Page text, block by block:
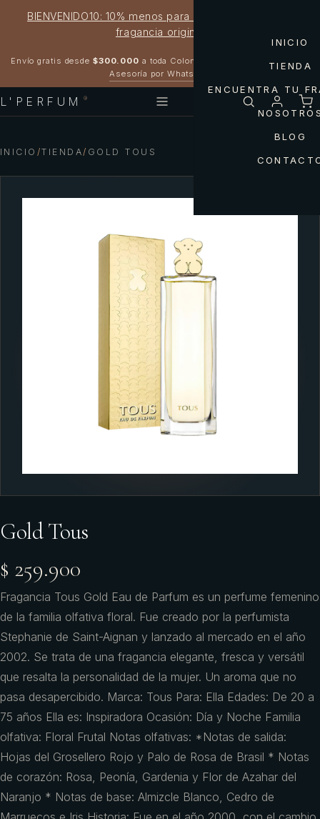
BIENVENIDO10: 10% menos para estrenar tu próxima
fragancia original
Envío gratis desde $300.000 a toda Colombia
Asesoría por WhatsApp
L'PERFUM ®
INICIO
TIENDA
ENCUENTRA TU
BLOG
INICIO /TIENDA/ GOLD TOUS
Gold Tous
$ 259.900
Fragancia Tous Gold Eau de Parfum es un perfume femenino
de la familia olfativa floral. Fue creado por la perfumista
Stephanie de Saint-Aignan y lanzado al mercado en el año
2002. Se trata de una fragancia elegante, fresca y versátil
que resalta la personalidad de la mujer. Un aroma que no
pasa desapercibido. Marca: Tous Para: Ella Edades: De 20 a
75 años Ella es: Inspiradora Ocasión: Día y Noche Familia
olfativa: Floral Frutal Notas olfativas: *Notas de salida:
Hojas del Grosellero Rojo y Palo de Rosa de Brasil * Notas
de corazón: Rosa, Peonía, Gardenia y Flor de Azahar del
Naranjo * Notas de base: Almizcle Blanco, Cedro de